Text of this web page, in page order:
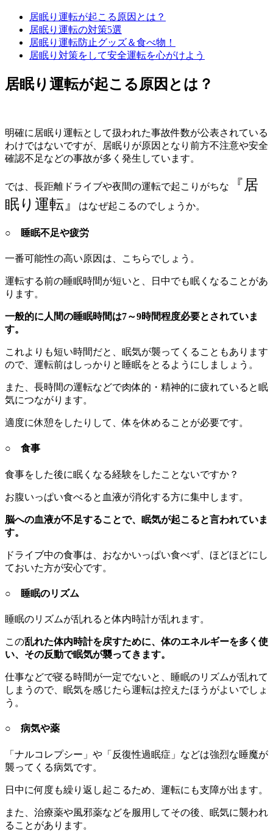
居眠り運転が起こる原因とは？
居眠り運転の対策5選
居眠り運転防止グッズ＆食べ物！
居眠り対策をして安全運転を心がけよう
居眠り運転が起こる原因とは？
明確に居眠り運転として扱われた事故件数が公表されている
わけではないですが、居眠りが原因となり前方不注意や安全
確認不足などの事故が多く発生しています。
では、長距離ドライブや夜間の運転で起こりがちな
『居
眠り運転』
はなぜ起こるのでしょうか。
○ 睡眠不足や疲労
一番可能性の高い原因は、こちらでしょう。
運転する前の睡眠時間が短いと、日中でも眠くなることがあ
ります。
一般的に人間の睡眠時間は7～9時間程度必要とされていま
す。
これよりも短い時間だと、眠気が襲ってくることもあります
ので、運転前はしっかりと睡眠をとるようにしましょう。
また、長時間の運転などで肉体的・精神的に疲れていると眠
気につながります。
適度に休憩をしたりして、体を休めることが必要です。
○ 食事
食事をした後に眠くなる経験をしたことないですか？
お腹いっぱい食べると血液が消化する方に集中します。
脳への血液が不足することで、眠気が起こると言われていま
す。
ドライブ中の食事は、おなかいっぱい食べず、ほどほどにし
ておいた方が安心です。
○ 睡眠のリズム
睡眠のリズムが乱れると体内時計が乱れます。
この乱れた体内時計を戻すために、体のエネルギーを多く使
い、その反動で眠気が襲ってきます。
仕事などで寝る時間が一定でないと、睡眠のリズムが乱れて
しまうので、眠気を感じたら運転は控えたほうがよいでしょ
う。
○ 病気や薬
「ナルコレプシー」や「反復性過眠症」などは強烈な睡魔が
襲ってくる病気です。
日中に何度も繰り返し起こるため、運転にも支障が出ます。
また、治療薬や風邪薬などを服用してその後、眠気に襲われ
ることがあります。